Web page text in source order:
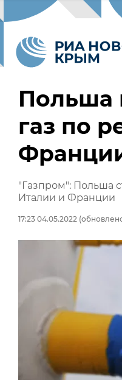
Польша
газ по
"Газпром": Польша
Италии и Франции
17:23 04.05.2022